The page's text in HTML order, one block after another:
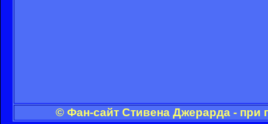
© Фан-сайт Стивена Джерарда - при